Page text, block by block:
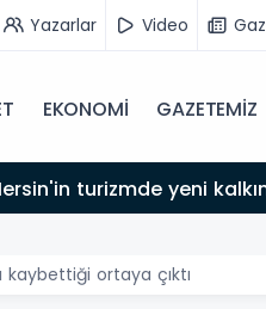
Yazarlar Video
EKONOMİ GAZETEMİZ
turizmde yeni
kaybettiği ortaya çıktı